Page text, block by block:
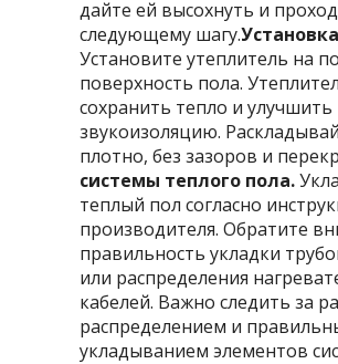
дайте ей высохнуть и
следующему шагу.
Установите утеплитель на
поверхность пола.
сохранить тепло и улучшить
звукоизоляцию.
плотно, без зазоров и
системы теплого пола.
теплый пол согласно
производителя. Обратите
правильность укладки
или распределения
кабелей. Важно следить за
распределением и
укладыванием элементов